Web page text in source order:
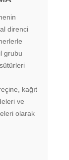
direnci
grubu
kağıt
ve
olarak